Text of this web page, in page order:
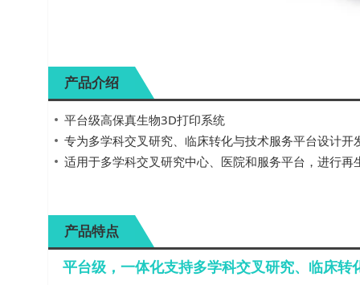
产品介绍
平台级高保真生物3D打印系统
专为多学科交叉研究、临床转化与技术服务平台设计开
适用于多学科交叉研究中心、医院和服务平台，进行
产品特点
平台级，一体化支持多学科交叉研究、临床转